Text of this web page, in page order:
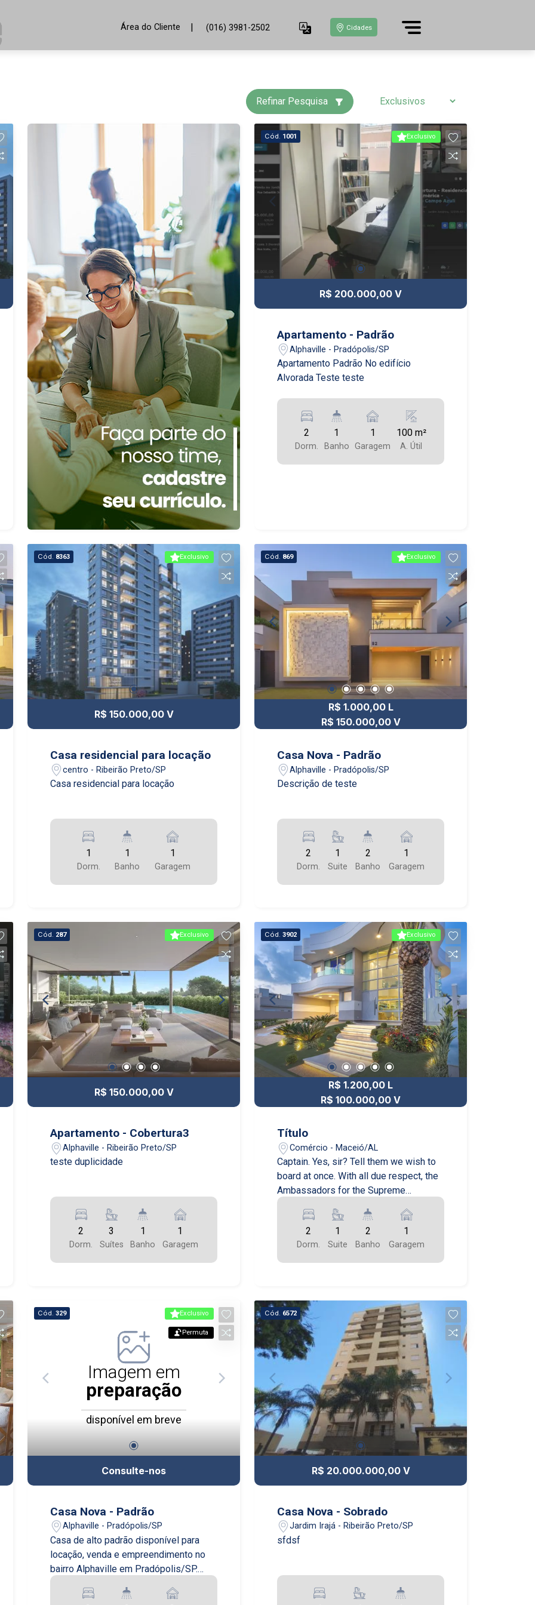
Área do Cliente | (016) 3981-2502 Cidades
Refinar Pesquisa
Exclusivo
Cód. 1001
R$ 200.000,00 V
Apartamento - Padrão
Alphaville - Pradópolis/SP
Apartamento Padrão No edifício
Alvorada Teste teste
2
Dorm.
1
Banho
1
Garagem
100 m²
A. Útil
Exclusivo
Cód. 8363
R$ 150.000,00 V
Casa residencial para locação
centro - Ribeirão Preto/SP
Casa residencial para locação
1
Dorm.
1
Banho
1
Garagem
Exclusivo
Cód. 869
R$ 1.000,00 L
R$ 150.000,00 V
Casa Nova - Padrão
Alphaville - Pradópolis/SP
Descrição de teste
2
Dorm.
1
Suite
2
Banho
1
Garagem
Exclusivo
Cód. 287
R$ 150.000,00 V
Apartamento - Cobertura3
Alphaville - Ribeirão Preto/SP
teste duplicidade
2
Dorm.
3
Suítes
1
Banho
1
Garagem
Exclusivo
Cód. 3902
R$ 1.200,00 L
R$ 100.000,00 V
Título
Comércio - Maceió/AL
Captain. Yes, sir? Tell them we wish to
board at once. With all due respect, the
Ambassadors for the Supreme
Yes, yes, of course, as you know, our
blockade is perfectly legal, and we'd be
happy to receive the Ambassador.
2
Dorm.
1
Suite
2
Banho
1
Garagem
Exclusivo
Permuta
Cód. 329
Imagem em
preparação
disponível em breve
Consulte-nos
Casa Nova - Padrão
Alphaville - Pradópolis/SP
Casa de alto padrão disponível para
locação, venda e empreendimento no
bairro Alphaville em Pradópolis/SP.
Com 3 dormitórios e 2 garagens, esta
casa oferece conforto e segurança para
Cód. 6572
R$ 20.000.000,00 V
Casa Nova - Sobrado
Jardim Irajá - Ribeirão Preto/SP
sfdsf